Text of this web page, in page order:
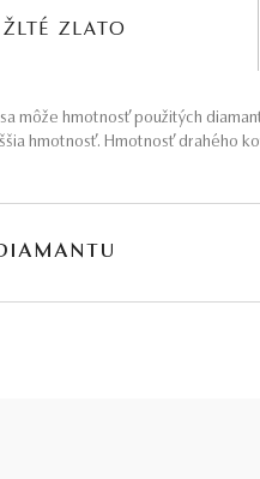
ŽLTÉ ZLATO
môže hmotnosť použitých
hmotnosť. Hmotnosť drahého